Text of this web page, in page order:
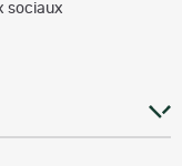
sociaux